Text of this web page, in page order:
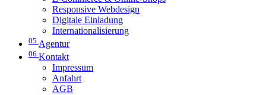
Responsive Webdesign
Digitale Einladung
Internationalisierung
05 Agentur
06 Kontakt
Impressum
Anfahrt
AGB